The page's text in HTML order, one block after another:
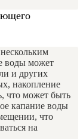
воды может
и других
накопление
что может быть
капание воды
что
на